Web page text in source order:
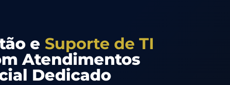
e Suporte de TI
Atendimentos
Dedicado